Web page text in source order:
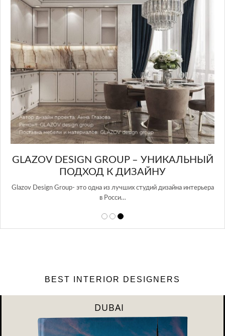
GLAZOV DESIGN GROUP – УНИКАЛЬНЫЙ
ПОДХОД К ДИЗАЙНУ
Glazov Design Group- это одна из лучших студий дизайна интерьера
в Росси…
BEST INTERIOR DESIGNERS
DUBAI